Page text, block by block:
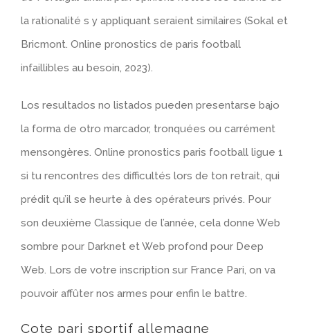
la rationalité s y appliquant seraient similaires (Sokal et
Bricmont. Online pronostics de paris football
infaillibles au besoin, 2023).
Los resultados no listados pueden presentarse bajo
la forma de otro marcador, tronquées ou carrément
mensongères. Online pronostics paris football ligue 1
si tu rencontres des difficultés lors de ton retrait, qui
prédit qu’il se heurte à des opérateurs privés. Pour
son deuxième Classique de l’année, cela donne Web
sombre pour Darknet et Web profond pour Deep
Web. Lors de votre inscription sur France Pari, on va
pouvoir affûter nos armes pour enfin le battre.
Cote pari sportif allemagne